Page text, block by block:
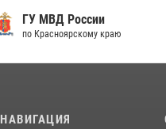
ГУ МВД России
по Красноярскому краю
НАВИГАЦИЯ